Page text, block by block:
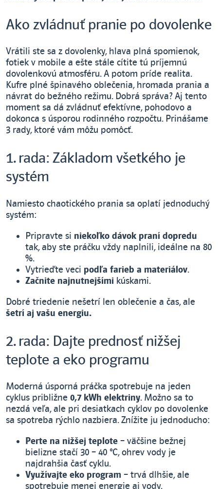
Ako zvládnuť pranie po dovolenke
Vrátili ste sa z dovolenky, hlava plná spomienok,
fotiek v mobile a ešte stále cítite tú príjemnú
dovolenkovú atmosféru. A potom príde realita.
Kufre plné špinavého oblečenia, hromada prania a
návrat do bežného režimu. Dobrá správa? Aj tento
moment sa dá zvládnuť efektívne, pohodovo a
dokonca s úsporou rodinného rozpočtu. Prinášame
3 rady, ktoré vám môžu pomôcť.
1. rada: Základom všetkého je
systém
Namiesto chaotického prania sa oplatí jednoduchý
systém:
Pripravte si niekoľko dávok praní dopredu
tak, aby ste práčku vždy naplnili, ideálne na 80
%.
Vytrieďte veci podľa farieb a materiálov.
Začnite najnutnejšími kúskami.
Dobré triedenie nešetrí len oblečenie a čas, ale
šetrí aj vašu energiu.
2. rada: Dajte prednosť nižšej
teplote a eko programu
Moderná úsporná práčka spotrebuje na jeden
cyklus približne 0,7 kWh elektriny. Možno sa to
nezdá veľa, ale pri desiatkach cyklov po dovolenke
sa spotreba rýchlo nazbiera. Znížite ju jednoducho:
Perte na nižšej teplote – väčšine bežnej
bielizne stačí 30 – 40 °C, ohrev vody je
najdrahšia časť cyklu.
Využívajte eko program – trvá dlhšie, ale
spotrebuje menej energie aj vody.